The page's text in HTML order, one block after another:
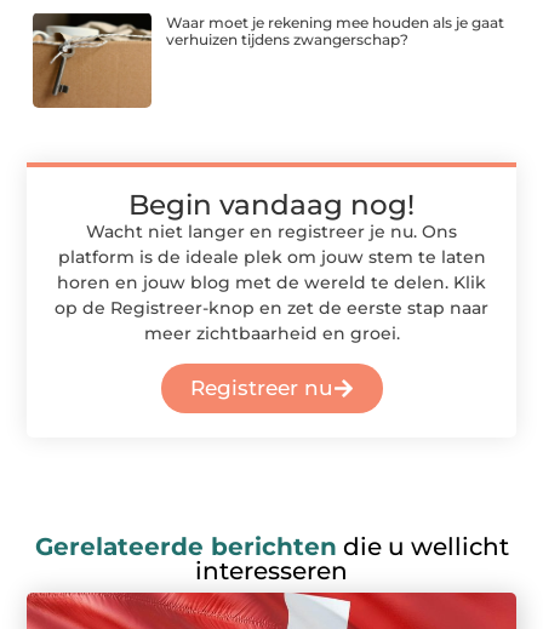
Waar moet je rekening mee houden als je gaat
verhuizen tijdens zwangerschap?
Begin vandaag nog!
Wacht niet langer en registreer je nu. Ons
platform is de ideale plek om jouw stem te laten
horen en jouw blog met de wereld te delen. Klik
op de Registreer-knop en zet de eerste stap naar
meer zichtbaarheid en groei.
Registreer nu
Gerelateerde berichten die u wellicht
interesseren